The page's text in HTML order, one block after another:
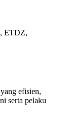
ETDZ,
efisien,
serta pelaku